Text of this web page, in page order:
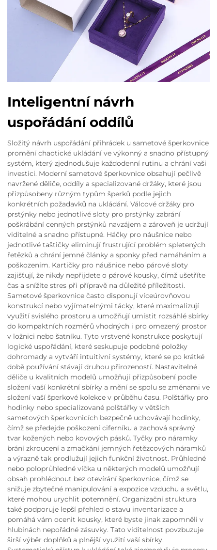
Inteligentní návrh
uspořádání oddílů
Složitý návrh uspořádání přihrádek u sametové šperkovnice
promění chaotické ukládání ve výkonný a snadno přístupný
systém, který zjednodušuje každodenní rutinu a chrání vaši
investici. Moderní sametové šperkovnice obsahují pečlivě
navržené děliče, oddíly a specializované držáky, které jsou
přizpůsobeny různým typům šperků podle jejich
konkrétních požadavků na ukládání. Válcové držáky pro
prstýnky nebo jednotlivé sloty pro prstýnky zabrání
poškrábání cenných prstýnků navzájem a zároveň je udržují
viditelné a snadno přístupné. Háčky pro náušnice nebo
jednotlivé taštičky eliminují frustrující problém spletených
řetězků a chrání jemné články a sponky před namáháním a
poškozením. Kartičky pro náušnice nebo párové sloty
zajišťují, že nikdy nepřijdete o párové kousky, čímž ušetříte
čas a snížíte stres při přípravě na důležité příležitosti.
Sametové šperkovnice často disponují víceúrovňovou
konstrukcí nebo vyjímatelnými tácky, které maximalizují
využití svislého prostoru a umožňují umístit rozsáhlé sbírky
do kompaktních rozměrů vhodných i pro omezený prostor
v ložnici nebo šatníku. Tyto vrstvené konstrukce poskytují
logické uspořádání, které seskupuje podobné položky
dohromady a vytváří intuitivní systémy, které se po krátké
době používání stávají druhou přirozeností. Nastavitelné
děliče u kvalitních modelů umožňují přizpůsobení podle
složení vaší konkrétní sbírky a mění se spolu se změnami ve
složení vaší šperkové kolekce v průběhu času. Polštářky pro
hodinky nebo specializované polštářky v větších
sametových šperkovnicích bezpečně uchovávají hodinky,
čímž se předejde poškození ciferníku a zachová správný
tvar kožených nebo kovových pásků. Tyčky pro náramky
brání zkroucení a zmačkání jemných řetězcových náramků
a výrazně tak prodlužují jejich funkční životnost. Průhledné
nebo poloprůhledné víčka u některých modelů umožňují
obsah prohlédnout bez otevírání šperkovnice, čímž se
snižuje zbytečné manipulování a expozice vzduchu a světlu,
které mohou urychlit potemnění. Organizační struktura
také podporuje lepší přehled o stavu inventarizace a
pomáhá vám ocenit kousky, které byste jinak zapomněli v
hlubinách nepořádné zásuvky. Tato viditelnost povzbuzuje
širší výběr doplňků a plnější využití vaší sbírky.